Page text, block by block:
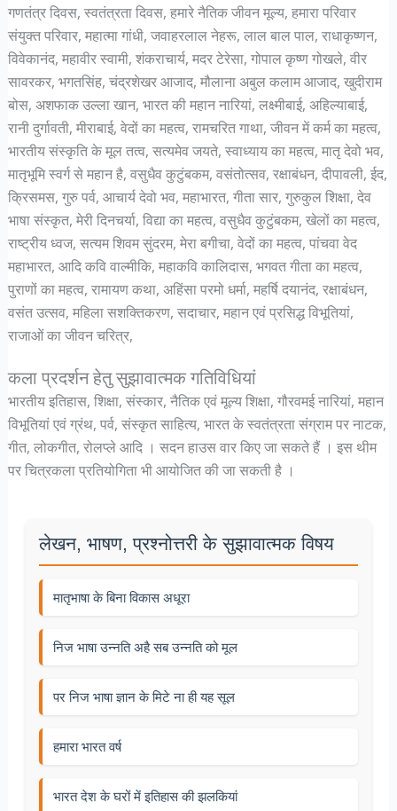
गणतंत्र दिवस, स्वतंत्रता दिवस, हमारे नैतिक जीवन मूल्य, हमारा परिवार
संयुक्त परिवार, महात्मा गांधी, जवाहरलाल नेहरू, लाल बाल पाल, राधाकृष्णन,
विवेकानंद, महावीर स्वामी, शंकराचार्य, मदर टेरेसा, गोपाल कृष्ण गोखले, वीर
सावरकर, भगतसिंह, चंद्रशेखर आजाद, मौलाना अबुल कलाम आजाद, खुदीराम
बोस, अशफाक उल्ला खान, भारत की महान नारियां, लक्ष्मीबाई, अहिल्याबाई,
रानी दुर्गावती, मीराबाई, वेदों का महत्व, रामचरित गाथा, जीवन में कर्म का महत्व,
भारतीय संस्कृति के मूल तत्व, सत्यमेव जयते, स्वाध्याय का महत्व, मातृ देवो भव,
मातृभूमि स्वर्ग से महान है, वसुधैव कुटुंबकम, वसंतोत्सव, रक्षाबंधन, दीपावली, ईद,
क्रिसमस, गुरु पर्व, आचार्य देवो भव, महाभारत, गीता सार, गुरुकुल शिक्षा, देव
भाषा संस्कृत, मेरी दिनचर्या, विद्या का महत्व, वसुधैव कुटुंबकम, खेलों का महत्व,
राष्ट्रीय ध्वज, सत्यम शिवम सुंदरम, मेरा बगीचा, वेदों का महत्व, पांचवा वेद
महाभारत, आदि कवि वाल्मीकि, महाकवि कालिदास, भगवत गीता का महत्व,
पुराणों का महत्व, रामायण कथा, अहिंसा परमो धर्मा, महर्षि दयानंद, रक्षाबंधन,
वसंत उत्सव, महिला सशक्तिकरण, सदाचार, महान एवं प्रसिद्ध विभूतियां,
राजाओं का जीवन चरित्र,
कला प्रदर्शन हेतु सुझावात्मक गतिविधियां
भारतीय इतिहास, शिक्षा, संस्कार, नैतिक एवं मूल्य शिक्षा, गौरवमई नारियां, महान
विभूतियां एवं ग्रंथ, पर्व, संस्कृत साहित्य, भारत के स्वतंत्रता संग्राम पर नाटक,
गीत, लोकगीत, रोलप्ले आदि । सदन हाउस वार किए जा सकते हैं । इस थीम
पर चित्रकला प्रतियोगिता भी आयोजित की जा सकती है ।
लेखन, भाषण, प्रश्नोत्तरी के सुझावात्मक विषय
मातृभाषा के बिना विकास अधूरा
निज भाषा उन्नति अहै सब उन्नति को मूल
पर निज भाषा ज्ञान के मिटे ना ही यह सूल
हमारा भारत वर्ष
भारत देश के घरों में इतिहास की झलकियां